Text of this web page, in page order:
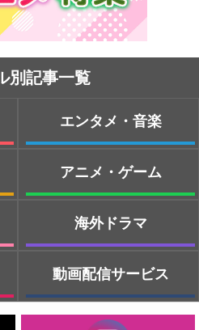
別記事一覧
エンタメ・音楽
アニメ・ゲーム
海外ドラマ
動画配信サービス